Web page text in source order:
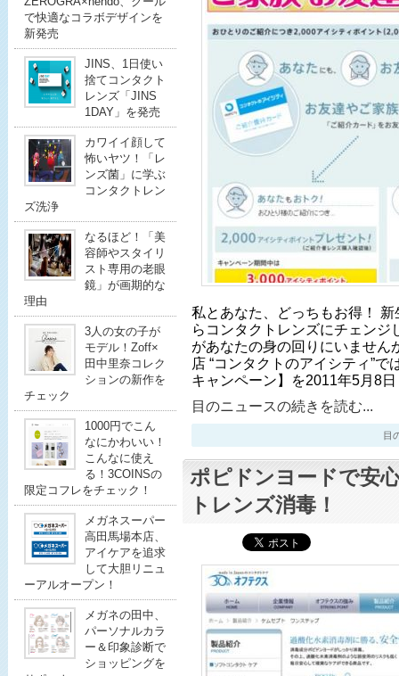
で快適なコラボデザインを
新発売
JINS、1日使い
捨てコンタクト
レンズ「JINS
1DAY」を発売
カワイイ顔して
怖いヤツ！「レ
ンズ菌」に学ぶ
コンタクトレン
ズ洗浄
なるほど！「美
容師やスタイリ
スト専用の老眼
鏡」が画期的な
理由
3人の女の子が
モデル！Zoff×
田中里奈コレク
ションの新作を
チェック
1000円でこん
なにかわいい！
こんなに使え
る！3COINSの
限定コフレをチェック！
メガネスーパー
高田馬場本店、
アイケアを追求
して大胆リニュ
ーアルオープン！
メガネの田中、
パーソナルカラ
ー＆印象診断で
ショッピングを
私とあなた、どっちもお得！
らコンタクトレンズにチェンジ
があなたの身の回りにいません
店 “コンタクトのアイシティ”
キャンペーン】を2011年5月8
目のニュースの続きを読む...
目
ポピドンヨードで安
トレンズ消毒！